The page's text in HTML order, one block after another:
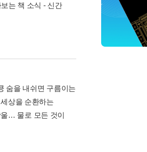
는 책 소식 - 신간
경기컬처패스 1만
숨을 내쉬면 구름이는
상을 순환하는
… 물로 모든 것이